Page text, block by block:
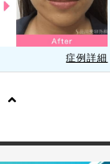
症例詳細